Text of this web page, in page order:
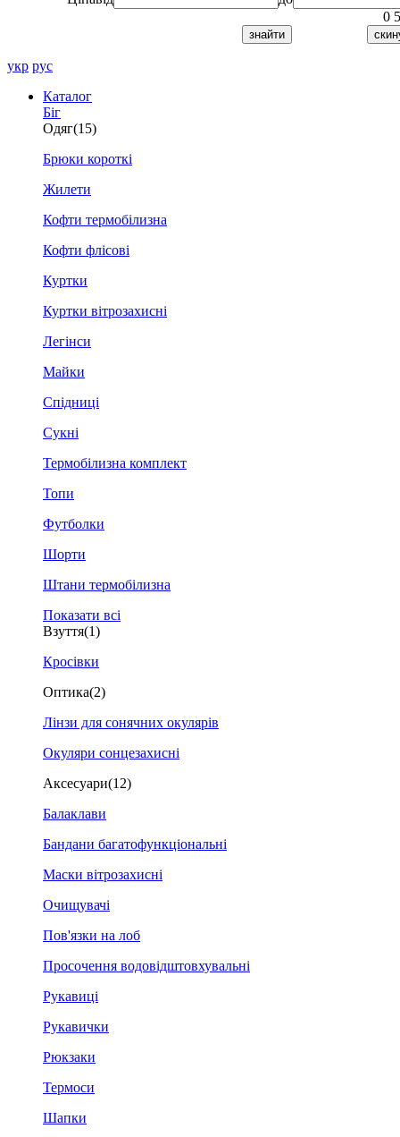
0
укр рус
Каталог
Біг
Одяг(15)
Брюки короткі
Жилети
Кофти термобілизна
Кофти флісові
Куртки
Куртки вітрозахисні
Легінси
Майки
Спідниці
Сукні
Термобілизна комплект
Топи
Футболки
Шорти
Штани термобілизна
Показати всі
Взуття(1)
Кросівки
Оптика(2)
Лінзи для сонячних окулярів
Окуляри сонцезахисні
Аксесуари(12)
Балаклави
Бандани багатофункціональні
Маски вітрозахисні
Очищувачі
Пов'язки на лоб
Просочення водовідштовхувальні
Рукавиці
Рукавички
Рюкзаки
Термоси
Шапки